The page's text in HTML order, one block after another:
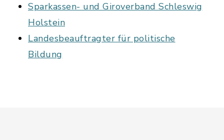
Sparkassen- und Giroverband Schleswig
Holstein
Landesbeauftragter für politische
Bildung